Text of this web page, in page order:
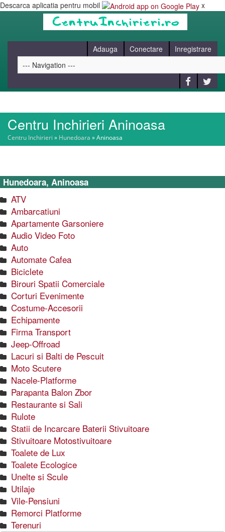
Descarca aplicatia pentru mobil x
Adauga Conectare Inregistrare
HOME
BLOG
CONTACT
Centru Inchirieri Aninoasa
Centru Inchirieri » Hunedoara »Aninoasa
Hunedoara, Aninoasa
ATV
Ambarcatiuni
Apartamente Garsoniere
Audio Video Foto
Auto
Automate Cafea
Biciclete
Birouri Spatii Comerciale
Corturi Evenimente
Costume-Accesorii
Echipamente
Firma Transport
Jeep-Offroad
Lacuri si Balti de Pescuit
Moto Scutere
Nacele-Platforme
Parapanta Balon Zbor
Restaurante si Sali
Rulote
Statii de Incarcare Baterii Stivuitoare
Stivuitoare Motostivuitoare
Toalete de Lux
Toalete Ecologice
Unelte si Scule
Utilaje
Vile-Pensiuni
Remorci Platforme
Terenuri